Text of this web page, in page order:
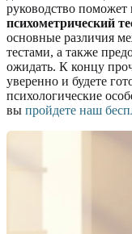
руководство поможет
психометрический
основные различия
тестами, а также
ожидать. К концу
уверенно и будете
психологические
вы пройдете наш